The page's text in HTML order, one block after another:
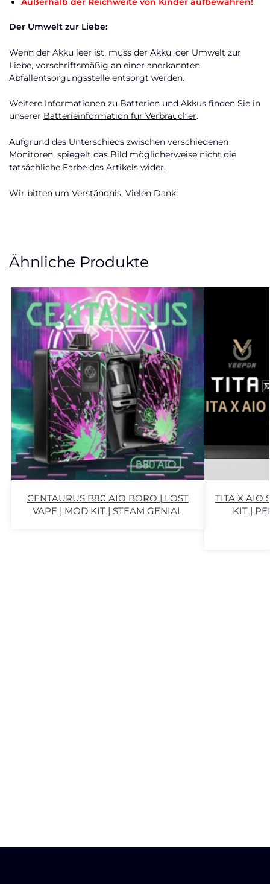
Der Umwelt zur Liebe:
Wenn der Akku leer ist, muss der Akku, der Umwelt zur
Liebe, vorschriftsmäßig an einer anerkannten
Abfallentsorgungsstelle entsorgt werden.
Weitere Informationen zu Batterien und Akkus finden Sie in
unserer Batterieinformation für Verbraucher.
Aufgrund des Unterschieds zwischen verschiedenen
Monitoren, spiegelt das Bild möglicherweise nicht die
tatsächliche Farbe des Artikels wider.
Wir bitten um Verständnis, Vielen Dank.
Ähnliche Produkte
CENTAURUS B80 AIO BORO | LOST
VAPE | MOD KIT | STEAM GENIAL
TITA X AIO
KIT |